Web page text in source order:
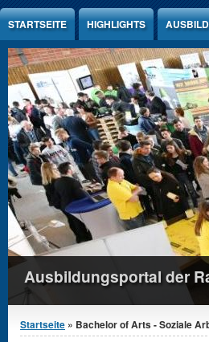
Jump to Content
STARTSEITE HIGHLIGHTS
Ausbildungsportal der
Sie sind hier
Startseite » Bachelor of Arts - Soziale